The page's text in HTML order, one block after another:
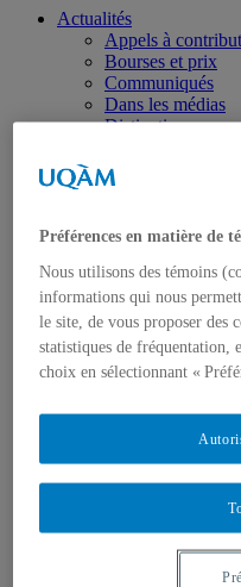
Actualités
Appels à
Bourses et prix
Communiqués
Dans les médias
Distinctions
Activités
Événements à
Archives et bilans
Colloque
Vidéos et
Préférences en matière de
Nous utilisons des témoins
informations qui nous
le site, de vous proposer des
statistiques de fréquentation,
choix en sélectionnant «